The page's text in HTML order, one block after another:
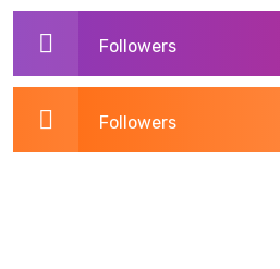
Followers
Followers